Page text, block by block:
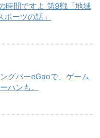
間ですよ 第9戦「地域
ーツの話」
グバーeGaoで、ゲーム
ハンも。